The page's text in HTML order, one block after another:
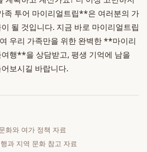
족 투어 마이리얼트립**은 여러분의 가
될 것입니다. 지금 바로 마이리얼트립
우리 가족만을 위한 완벽한 **마이리
행**을 상담받고, 평생 기억에 남을
보시길 바랍니다.
화와 여가 정책 자료
과 지역 문화 참고 자료